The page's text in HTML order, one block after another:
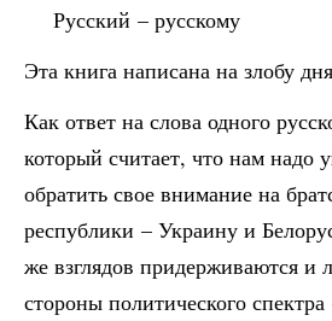
Русский – русскому
Эта книга написана на злобу
Как ответ на слова одного
который считает, что нам надо
обратить свое внимание на
республики – Украину и
же взглядов придерживаются и
стороны политического